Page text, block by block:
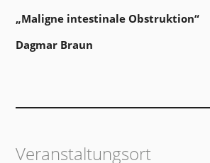
„Maligne intestinale Obstruktion“
Dagmar Braun
Veranstaltungsort